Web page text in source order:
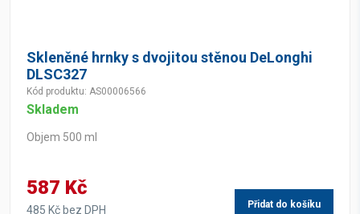
Skleněné hrnky s dvojitou stěnou DeLonghi
DLSC327
Kód produktu: AS00006566
Skladem
Objem 500 ml
587 Kč
485 Kč bez DPH Přidat do košíku